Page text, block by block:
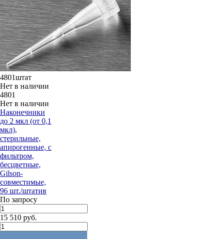
4801штат
Нет в наличии
4801
Нет в наличии
Наконечники
до 2 мкл (от 0,1
мкл),
стерильные,
апирогенные, с
фильтром,
бесцветные,
Gilson-
совместимые,
96 шт./штатив
По запросу
15 510 руб.